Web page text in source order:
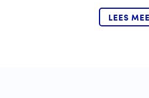
LEES